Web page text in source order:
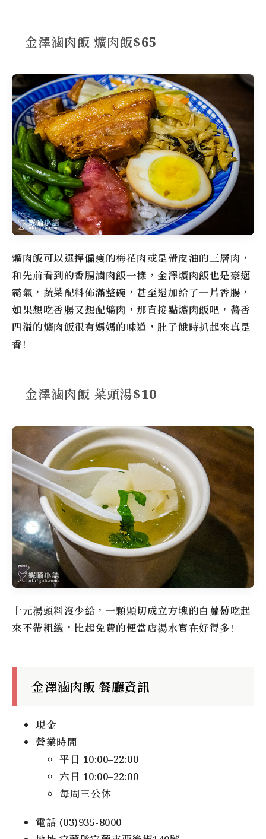
金澤滷肉飯 爌肉飯$65
爌肉飯可以選擇偏瘦的梅花肉或是帶皮油的三層肉，
和先前看到的香腸滷肉飯一樣，金澤爌肉飯也是豪邁
霸氣，蔬菜配料佈滿整碗，甚至還加給了一片香腸，
如果想吃香腸又想配爌肉，那直接點爌肉飯吧，醬香
四溢的爌肉飯很有媽媽的味道，肚子餓時扒起來真是
香!
金澤滷肉飯 菜頭湯$10
十元湯頭料沒少給，一顆顆切成立方塊的白蘿蔔吃起
來不帶粗纖，比起免費的便當店湯水實在好得多!
金澤滷肉飯 餐廳資訊
現金
營業時間
平日 10:00–22:00
六日 10:00–22:00
每周三公休
電話 (03)935-8000